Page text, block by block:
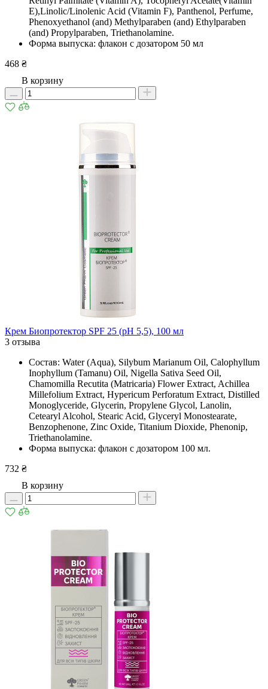
E),Linolic/Linolenic Acid (Vitamin F), Panthenol, Perfume,
Phenoxyethanol (and) Methylparaben (and) Ethylparaben
(and) Propylparaben, Triethanolamine.
Форма выпуска: флакон с дозатором 50 мл
468 ₴
В корзину
Крем Биопротектор SPF 25 (рН 5,5), 100 мл
3 отзыва
Состав: Water (Aqua), Silybum Marianum Oil, Calophyllum
Inophyllum (Tamanu) Oil, Nigella Sativa Seed Oil,
Chamomilla Recutita (Matricaria) Flower Extract, Achillea
Millefolium Extract, Hypericum Perforatum Extract, Distilled
Monoglyceride, Glycerin, Propylene Glycol, Lanolin,
Cetearyl Alcohol, Stearic Acid, Glyceryl Monostearate,
Benzophenone, Zinc Oxide, Titanium Dioxide, Phenonip,
Triethanolamine.
Форма выпуска: флакон с дозатором 100 мл.
732 ₴
В корзину